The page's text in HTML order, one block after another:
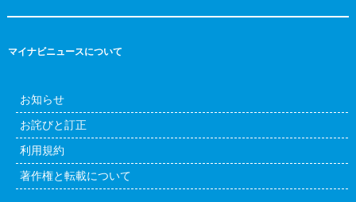
マイナビニュースについて
お知らせ
お詫びと訂正
利用規約
著作権と転載について